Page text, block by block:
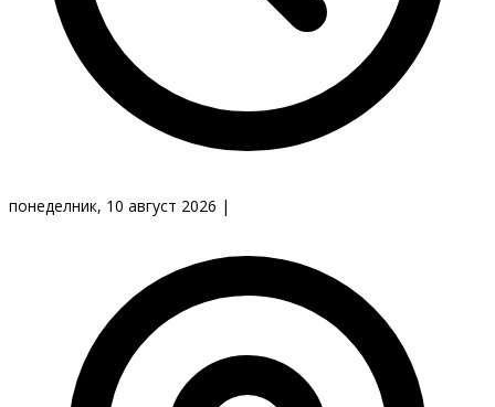
понеделник, 10 август 2026 |